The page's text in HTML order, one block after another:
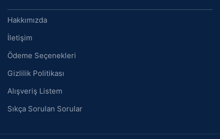
Hakkımızda
İletişim
Ödeme Seçenekleri
Gizlilik Politikası
Alışveriş Listem
Sıkça Sorulan Sorular